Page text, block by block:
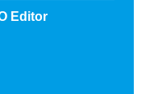
Editor